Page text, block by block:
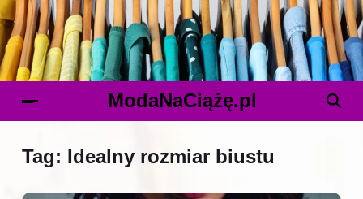
ModaNaCiążę.pl
Tag: Idealny rozmiar biustu